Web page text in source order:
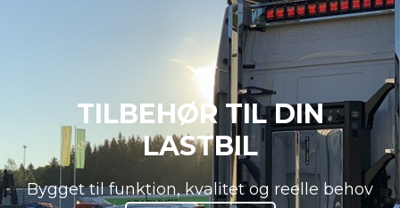
TILBEHØR TIL DIN
LASTBIL
Bygget til funktion, kvalitet og reelle behov